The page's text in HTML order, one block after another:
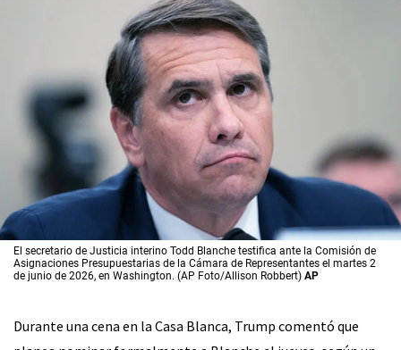
El secretario de Justicia interino Todd Blanche testifica ante la Comisión de
Asignaciones Presupuestarias de la Cámara de Representantes el martes 2
de junio de 2026, en Washington. (AP Foto/Allison Robbert) AP
Durante una cena en la Casa Blanca, Trump comentó que